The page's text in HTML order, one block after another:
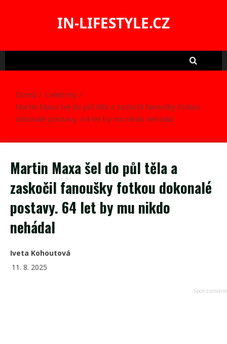
IN-LIFESTYLE.CZ
Domů
Celebrity
Martin Maxa šel do půl těla a zaskočil fanoušky fotkou
dokonalé postavy. 64 let by mu nikdo nehádal
Martin Maxa šel do půl těla a
zaskočil fanoušky fotkou dokonalé
postavy. 64 let by mu nikdo
nehádal
Iveta Kohoutová
11. 8. 2025